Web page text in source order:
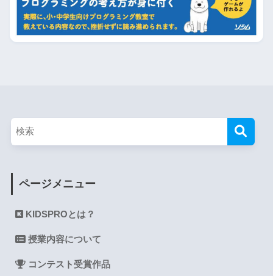
ページメニュー
KIDSPROとは？
授業内容について
コンテスト受賞作品